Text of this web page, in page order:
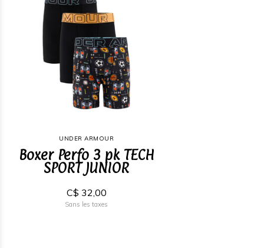
UNDER ARMOUR
Boxer Perfo 3 pk TECH
SPORT JUNIOR
C$ 32,00
Sans les taxes